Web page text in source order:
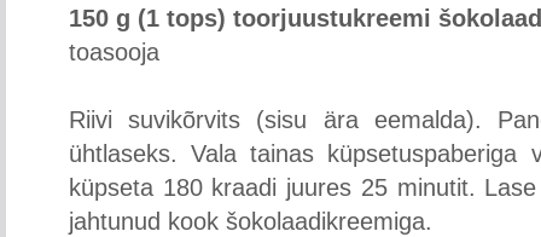
150 g (1 tops) toorjuustukreemi
toasooja
Riivi suvikõrvits (sisu ära eemalda).
ühtlaseks. Vala tainas küpsetuspaberiga
küpseta 180 kraadi juures 25 minutit.
jahtunud kook šokolaadikreemiga.